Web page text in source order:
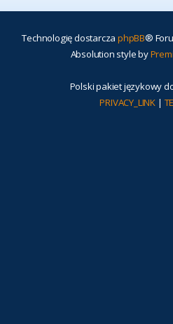
Technologię dostarcza phpBB®
Absolution style by
Polski pakiet językowy
PRIVACY_LINK |